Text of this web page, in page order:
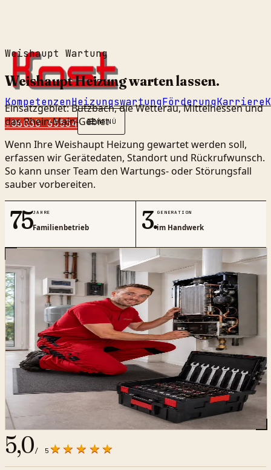
KompetenzenHeizungswartungFörderungKarriere
☏06033 65534 MENÜ
Weishaupt Wartung
Weishaupt Heizung wartenlassen.
Einsatzgebiet: Butzbach, die Wetterau, Mittelhessen und
das Rhein-Main-Gebiet
Wenn Ihre Weishaupt Heizung gewartet werden soll,
erfassen wir Gerätedaten, Standort und Rückrufwunsch.
So kann unser Team den Wartungs- oder Störungsfall
sauber vorbereiten.
75JAHRE
Familienbetrieb 3.GENERATION
im Handwerk
5,0/ 5 ★★★★★